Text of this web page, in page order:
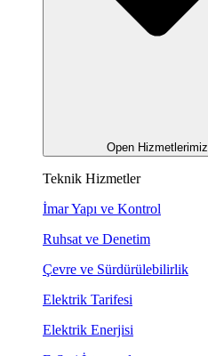
Open Hizmetlerimiz
Teknik Hizmetler
İmar Yapı ve Kontrol
Ruhsat ve Denetim
Çevre ve Sürdürülebilirlik
Elektrik Tarifesi
Elektrik Enerjisi